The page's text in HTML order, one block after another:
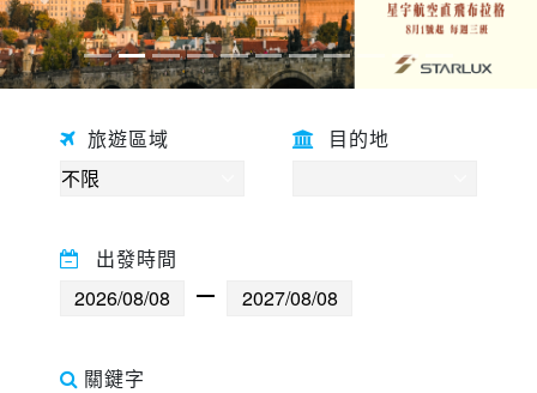
熱門韓國
超夯日本
世界臻旅
旅遊區域 目的地
出發時間
關鍵字